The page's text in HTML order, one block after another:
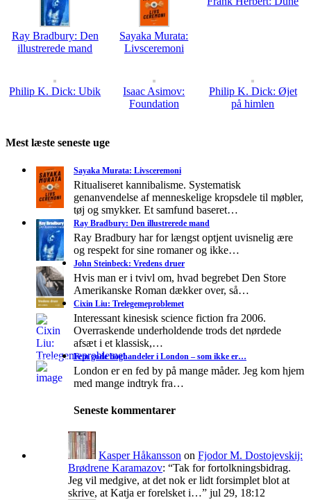
Ray Bradbury: Den
illustrerede mand
Sayaka Murata:
Livsceremoni
Philip K. Dick: Ubik
Isaac Asimov:
Foundation
Philip K. Dick: Øjet
på himlen
Mest læste seneste uge
Sayaka Murata: Livsceremoni
Ritualiseret kannibalisme. Systematisk
genanvendelse af menneskelige kropsdele til møbler,
tøj og smykker. Et samfund baseret…
Ray Bradbury: Den illustrerede mand
Ray Bradbury har for længst optjent uvisnelig ære
og respekt for sine romaner og ikke…
John Steinbeck: Vredens druer
Hvis man er i tvivl om, hvad begrebet Den Store
Amerikanske Roman dækker over, så…
Cixin Liu: Trelegemeproblemet
Interessant kinesisk science fiction fra 2006.
Overraskende underholdende trods det nørdede
afsæt i et klassisk,…
Fem gode boghandeler i London – som ikke er…
London er en fed by på mange måder. Jeg kom hjem
med mange indtryk fra…
Seneste kommentarer
Kasper Håkansson on Fjodor M. Dostojevskij:
Brødrene Karamazov: “Tak for fortolkningsbidrag.
Jeg vil medgive, at det nok er lidt forsimplet blot at
skrive, at Katja er forelsket i…” jul 29, 18:12